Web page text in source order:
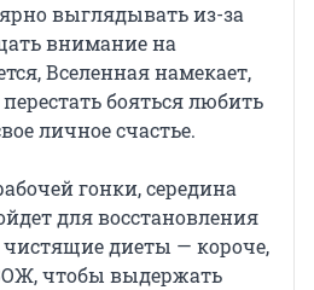
выглядывать из-за
внимание на
Вселенная намекает,
бояться любить
личное счастье.
гонки, середина
для восстановления
чистящие диеты — короче,
чтобы выдержать